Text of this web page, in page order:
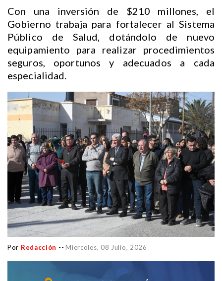
Con una inversión de $210 millones, el
Gobierno trabaja para fortalecer al Sistema
Público de Salud, dotándolo de nuevo
equipamiento para realizar procedimientos
seguros, oportunos y adecuados a cada
especialidad.
Por Redacción -- Miercoles, 08 Julio, 2026